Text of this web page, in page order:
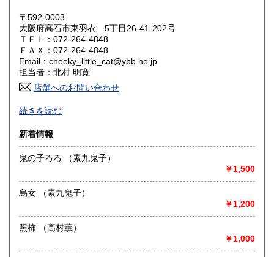
岡山県
山口県 230円
香川県 230円 愛媛県
高知県 230円
佐賀県
熊本県 230円 大分県 230円
230円
沖縄県
〒592-0003
大阪府高石市東羽衣 5丁目26-41-202号
ＴＥＬ：072-264-4848
ＦＡＸ：072-264-4848
Email：cheeky_little_cat@ybb.ne.jp
担当者：北村 明寛
店舗へのお問い合わせ
最寄駅：-
営業時間：-
定休日：-
書籍の買取について
取り扱い分野
続きを読む
新着情報
鬼の子ろろ （素九鬼子）
￥1,500
烏女 （素九鬼子）
￥1,200
照柿 （高村薫）
￥1,000